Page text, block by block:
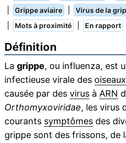
Grippe aviaire Virus de la
Mots à proximité En rapport
Définition
La grippe, ou influenza, est
infectieuse virale des oiseaux
causée par des virusà ARN
Orthomyxoviridae, les virus
courants symptômesdes
grippe sont des frissons, de